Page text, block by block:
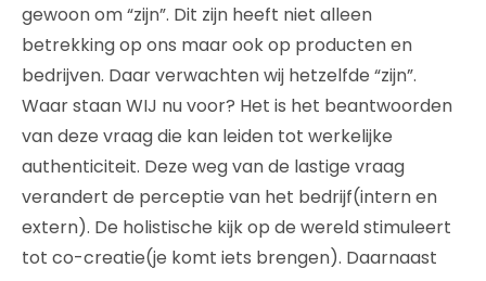
gewoon om “zijn”. Dit zijn heeft niet alleen
betrekking op ons maar ook op producten en
bedrijven. Daar verwachten wij hetzelfde “zijn”.
Waar staan WIJ nu voor? Het is het beantwoorden
van deze vraag die kan leiden tot werkelijke
authenticiteit. Deze weg van de lastige vraag
verandert de perceptie van het bedrijf(intern en
extern). De holistische kijk op de wereld stimuleert
tot co-creatie(je komt iets brengen). Daarnaast